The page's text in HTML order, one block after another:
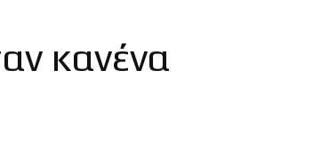
κανένα